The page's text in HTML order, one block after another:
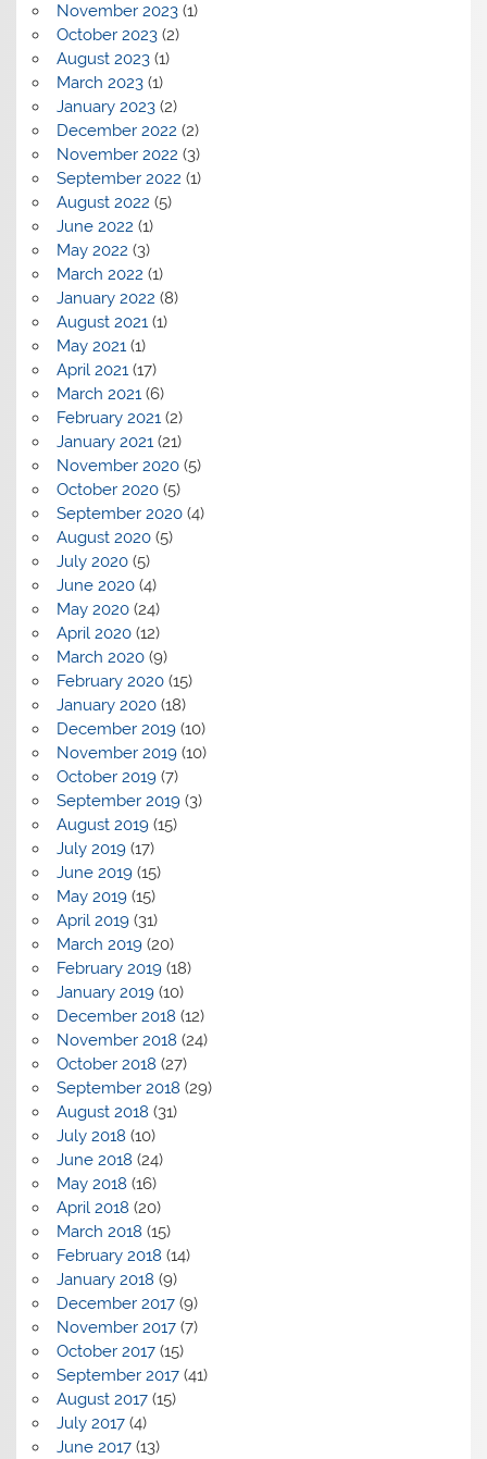
November 2023(1)
October 2023(2)
August 2023(1)
March 2023(1)
January 2023(2)
December 2022 (2)
November 2022 (3)
September 2022 (1)
August 2022 (5)
June 2022 (1)
May 2022 (3)
March 2022 (1)
January 2022 (8)
August 2021(1)
May 2021(1)
April 2021(17)
March 2021(6)
February 2021(2)
January 2021(21)
November 2020(5)
October 2020(5)
September 2020(4)
August 2020(5)
July 2020(5)
June 2020(4)
May 2020(24)
April 2020(12)
March 2020(9)
February 2020(15)
January 2020(18)
December 2019(10)
November 2019(10)
October 2019(7)
September 2019(3)
August 2019(15)
July 2019(17)
June 2019(15)
May 2019(15)
April 2019(31)
March 2019(20)
February 2019(18)
January 2019(10)
December 2018 (12)
November 2018 (24)
October 2018 (27)
September 2018 (29)
August 2018 (31)
July 2018 (10)
June 2018 (24)
May 2018 (16)
April 2018 (20)
March 2018 (15)
February 2018 (14)
January 2018 (9)
December 2017(9)
November 2017(7)
October 2017(15)
September 2017(41)
August 2017(15)
July 2017(4)
June 2017(13)